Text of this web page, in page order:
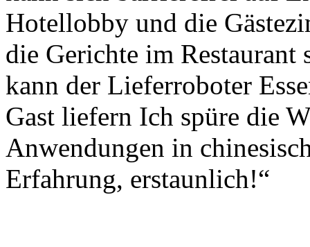
Hotellobby und die
die Gerichte im Restaurant
kann der Lieferroboter
Gast liefern Ich spüre die
Anwendungen in
Erfahrung, erstaunlich!“